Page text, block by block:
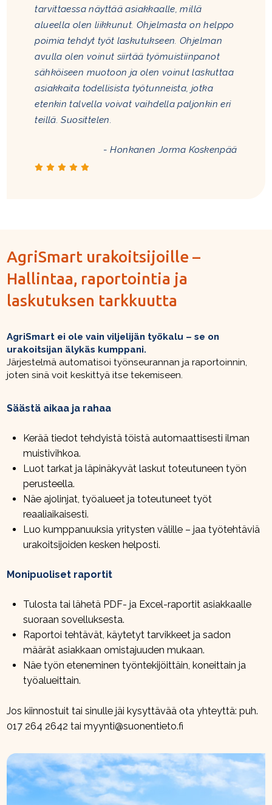
tarvittaessa näyttää asiakkaalle, millä
alueella olen liikkunut. Ohjelmasta on helppo
poimia tehdyt työt laskutukseen. Ohjelman
avulla olen voinut siirtää työmuistiinpanot
sähköiseen muotoon ja olen voinut laskuttaa
asiakkaita todellisista työtunneista, jotka
etenkin talvella voivat vaihdella paljonkin eri
teillä. Suosittelen.
-Honkanen Jorma Koskenpää
AgriSmart urakoitsijoille –
Hallintaa, raportointia ja
laskutuksen tarkkuutta
AgriSmart ei ole vain viljelijän työkalu – se on
urakoitsijan älykäs kumppani.
Järjestelmä automatisoi työnseurannan ja raportoinnin,
joten sinä voit keskittyä itse tekemiseen.
Säästä aikaa ja rahaa
Kerää tiedot tehdyistä töistä automaattisesti ilman
muistivihkoa.
Luot tarkat ja läpinäkyvät laskut toteutuneen työn
perusteella.
Näe ajolinjat, työalueet ja toteutuneet työt
reaaliaikaisesti.
Luo kumppanuuksia yritysten välille – jaa työtehtäviä
urakoitsijoiden kesken helposti.
Monipuoliset raportit
Tulosta tai lähetä PDF- ja Excel-raportit asiakkaalle
suoraan sovelluksesta.
Raportoi tehtävät, käytetyt tarvikkeet ja sadon
määrät asiakkaan omistajuuden mukaan.
Näe työn eteneminen työntekijöittäin, koneittain ja
työalueittain.
Jos kiinnostuit tai sinulle jäi kysyttävää ota yhteyttä: puh.
017 264 2642 taimyynti@suonentieto.fi